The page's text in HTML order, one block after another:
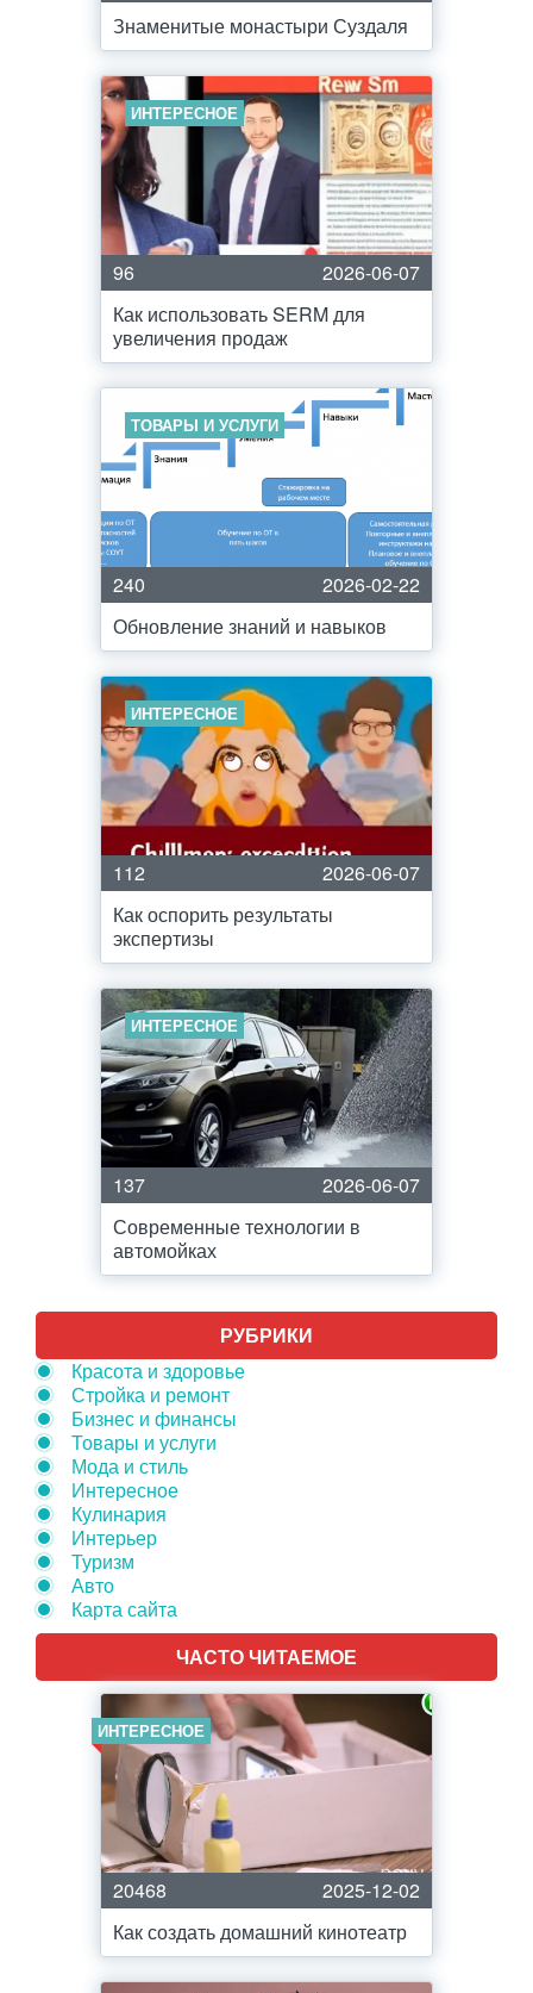
Знаменитые монастыри Суздаля
ИНТЕРЕСНОЕ
96
2026-06-07
Как использовать SERM для
увеличения продаж
ТОВАРЫ И УСЛУГИ
240
2026-02-22
Обновление знаний и навыков
ИНТЕРЕСНОЕ
112
2026-06-07
Как оспорить результаты
экспертизы
ИНТЕРЕСНОЕ
137
2026-06-07
Современные технологии в
автомойках
РУБРИКИ
Красота и здоровье
Стройка и ремонт
Бизнес и финансы
Товары и услуги
Мода и стиль
Интересное
Кулинария
Интерьер
Туризм
Авто
Карта сайта
ЧАСТО ЧИТАЕМОЕ
ИНТЕРЕСНОЕ
20468
2025-12-02
Как создать домашний кинотеатр